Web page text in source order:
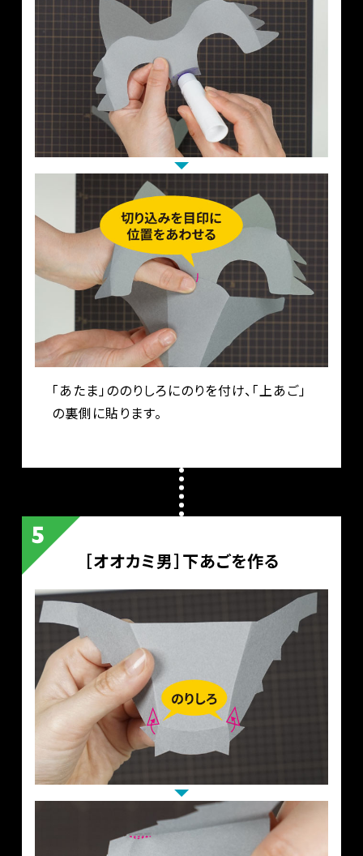
「あたま」ののりしろにのりを付け、「上あご」
の裏側に貼ります。
［オオカミ男］下あごを作る